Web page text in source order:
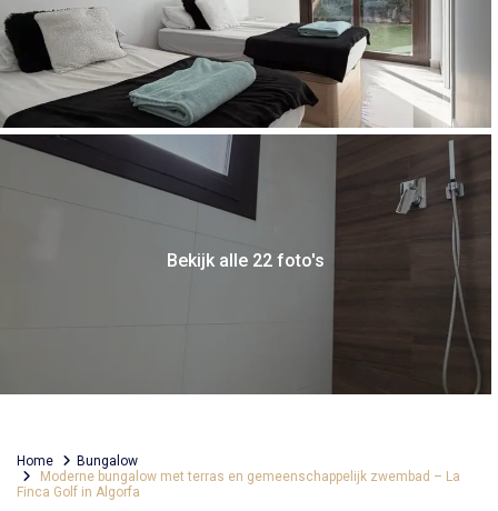
Bekijk alle 22 foto's
Home
Bungalow
Moderne bungalow met terras en gemeenschappelijk zwembad – La
Finca Golf in Algorfa